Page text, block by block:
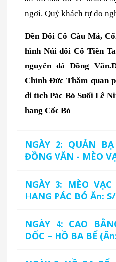
ngơi. Quý khách tự do
Đền Đôi Cô Cầu Má,
hình Núi đôi Cô Tiên
nguyên đá Đồng
Chính Đức Thăm quan
di tích Pác Bó Suối Lê
hang Cốc Bó
NGÀY 2: QUẢN
ĐỒNG VĂN - MÈO
NGÀY 3: MÈO
HANG PÁC BÓ Ăn:
NGÀY 4: CAO
DỐC – HỒ BA BỂ